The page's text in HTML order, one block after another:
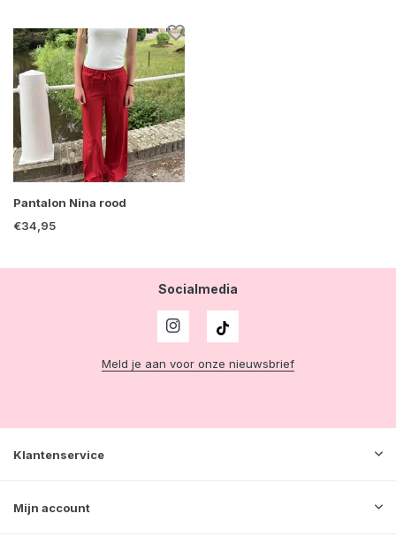
Pantalon Nina rood
€34,95
Socialmedia
Meld je aan voor onze nieuwsbrief
Klantenservice
Mijn account